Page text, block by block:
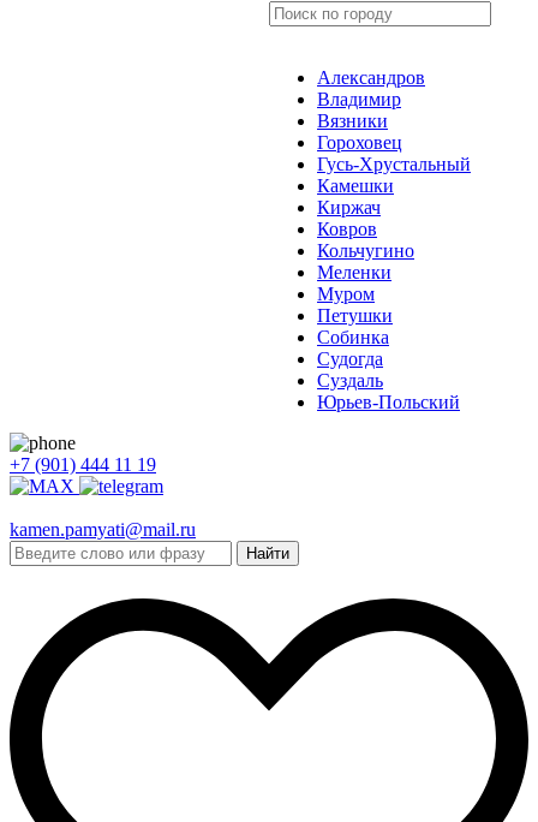
Александров
Владимир
Вязники
Гороховец
Гусь-Хрустальный
Камешки
Киржач
Ковров
Кольчугино
Меленки
Муром
Петушки
Собинка
Судогда
Суздаль
Юрьев-Польский
+7 (901) 444 11 19
kamen.pamyati@mail.ru